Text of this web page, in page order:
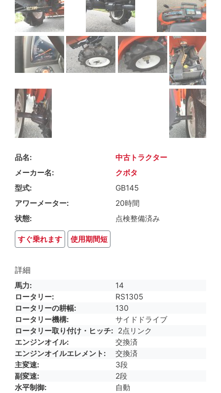
品名
中古トラクター
メーカー名
クボタ
型式
GB145
アワーメーター
20時間
状態
点検整備済み
すぐ乗れます 使用期間短
詳細
馬力
14
ロータリー
RS1305
ロータリーの耕幅
130
ロータリー機構
サイドドライブ
ロータリー取り付け・ヒッチ
2点リンク
エンジンオイル
交換済
エンジンオイルエレメント
交換済
主変速
3段
副変速
2段
水平制御
自動